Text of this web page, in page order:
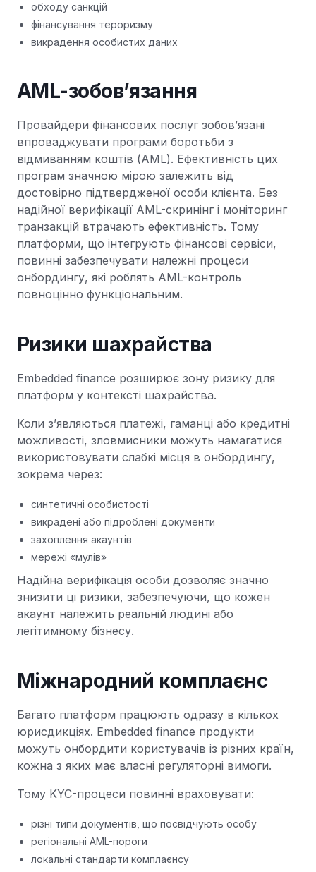
обходу санкцій
фінансування тероризму
викрадення особистих даних
AML-зобов’язання
Провайдери фінансових послуг зобов’язані
впроваджувати програми боротьби з
відмиванням коштів (AML). Ефективність цих
програм значною мірою залежить від
достовірно підтвердженої особи клієнта. Без
надійної верифікації AML-скринінг і моніторинг
транзакцій втрачають ефективність. Тому
платформи, що інтегрують фінансові сервіси,
повинні забезпечувати належні процеси
онбордингу, які роблять AML-контроль
повноцінно функціональним.
Ризики шахрайства
Embedded finance розширює зону ризику для
платформ у контексті шахрайства.
Коли з’являються платежі, гаманці або кредитні
можливості, зловмисники можуть намагатися
використовувати слабкі місця в онбордингу,
зокрема через:
синтетичні особистості
викрадені або підроблені документи
захоплення акаунтів
мережі «мулів»
Надійна верифікація особи дозволяє значно
знизити ці ризики, забезпечуючи, що кожен
акаунт належить реальній людині або
легітимному бізнесу.
Міжнародний комплаєнс
Багато платформ працюють одразу в кількох
юрисдикціях. Embedded finance продукти
можуть онбордити користувачів із різних країн,
кожна з яких має власні регуляторні вимоги.
Тому KYC-процеси повинні враховувати:
різні типи документів, що посвідчують особу
регіональні AML-пороги
локальні стандарти комплаєнсу